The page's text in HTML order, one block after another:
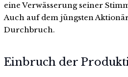
eine Verwässerung seiner
Auch auf dem jüngsten
Durchbruch.
Einbruch der